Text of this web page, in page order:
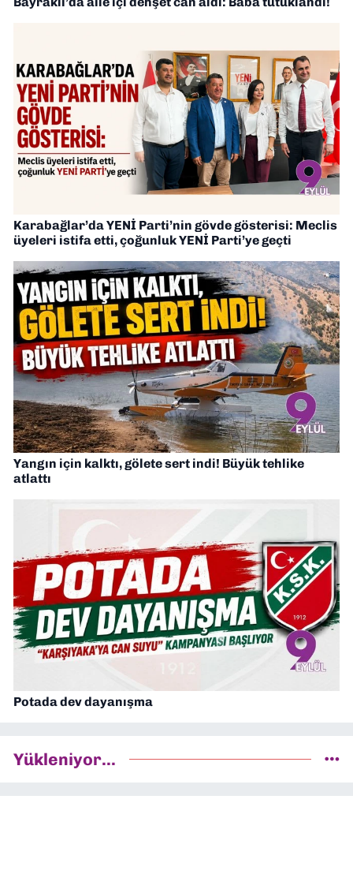
Karabağlar’da YENİ Parti’nin gövde gösterisi: Meclis
üyeleri istifa etti, çoğunluk YENİ Parti’ye geçti
Yangın için kalktı, gölete sert indi! Büyük tehlike
atlattı
Potada dev dayanışma
Yükleniyor...